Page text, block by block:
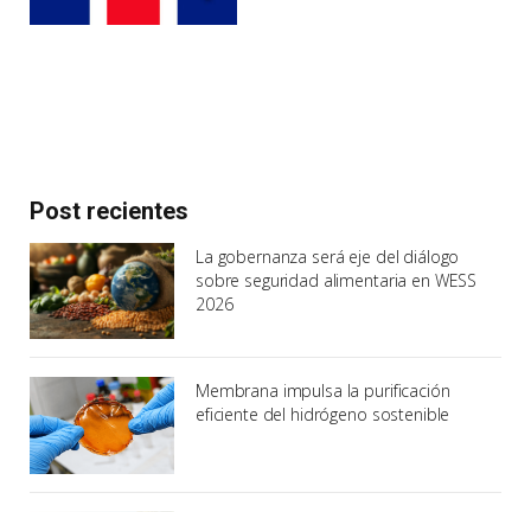
Post recientes
La gobernanza será eje del diálogo
sobre seguridad alimentaria en WESS
2026
Membrana impulsa la purificación
eficiente del hidrógeno sostenible